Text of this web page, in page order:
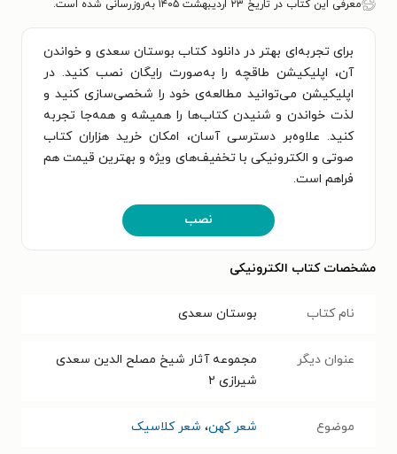
معرفی این کتاب در تاریخ ۲۳ اردیبهشت ۱۴۰۵ به‌روزرسانی شده است.
برای تجربه‌ای بهتر در دانلود کتاب بوستان سعدی و خواندن
آن، اپلیکیشن طاقچه را به‌صورت رایگان نصب کنید. در
اپلیکیشن می‌توانید مطالعه‌ی خود را شخصی‌سازی کنید و
لذت خواندن و شنیدن کتاب‌ها را همیشه و همه‌جا تجربه
کنید. علاوه‌بر دسترسی آسان، امکان خرید هزاران کتاب
صوتی و الکترونیکی با تخفیف‌های ویژه و بهترین قیمت هم
فراهم است.
نصب
مشخصات کتاب الکترونیکی
نام کتاب بوستان سعدی
عنوان دیگر
مجموعه آثار شیخ مصلح الدین سعدی
شیرازی ۲
موضوع شعر کهن، شعر کلاسیک